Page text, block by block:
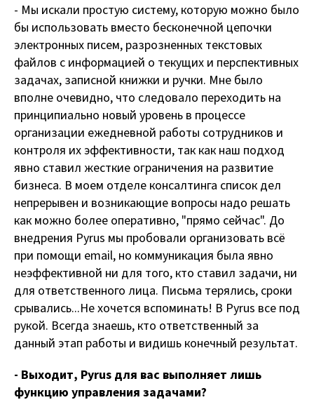
- Мы искали простую систему, которую можно было
бы использовать вместо бесконечной цепочки
электронных писем, разрозненных текстовых
файлов с информацией о текущих и перспективных
задачах, записной книжки и ручки. Мне было
вполне очевидно, что следовало переходить на
принципиально новый уровень в процессе
организации ежедневной работы сотрудников и
контроля их эффективности, так как наш подход
явно ставил жесткие ограничения на развитие
бизнеса. В моем отделе консалтинга список дел
непрерывен и возникающие вопросы надо решать
как можно более оперативно, "прямо сейчас". До
внедрения Pyrus мы пробовали организовать всё
при помощи email, но коммуникация была явно
неэффективной ни для того, кто ставил задачи, ни
для ответственного лица. Письма терялись, сроки
срывались...Не хочется вспоминать! В Pyrus все под
рукой. Всегда знаешь, кто ответственный за
данный этап работы и видишь конечный результат.
- Выходит, Pyrus для вас выполняет лишь
функцию управления задачами?